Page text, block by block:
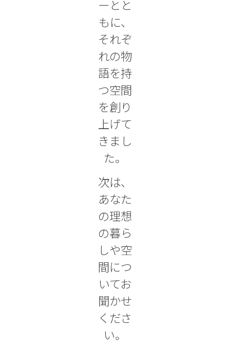
ーとと
もに、
それぞ
れの物
語を持
つ空間
を創り
上げて
きまし
た。
次は、
あなた
の理想
の暮ら
しや空
間につ
いてお
聞かせ
くださ
い。